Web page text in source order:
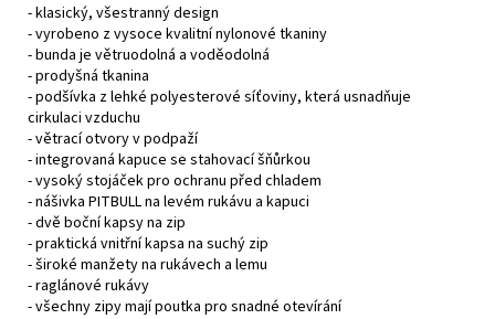
- klasický, všestranný design
- vyrobeno z vysoce kvalitní nylonové tkaniny
- bunda je větruodolná a voděodolná
- prodyšná tkanina
- podšívka z lehké polyesterové síťoviny, která usnadňuje
cirkulaci vzduchu
- větrací otvory v podpaží
- integrovaná kapuce se stahovací šňůrkou
- vysoký stojáček pro ochranu před chladem
- nášivka PITBULL na levém rukávu a kapuci
- dvě boční kapsy na zip
- praktická vnitřní kapsa na suchý zip
- široké manžety na rukávech a lemu
- raglánové rukávy
- všechny zipy mají poutka pro snadné otevírání